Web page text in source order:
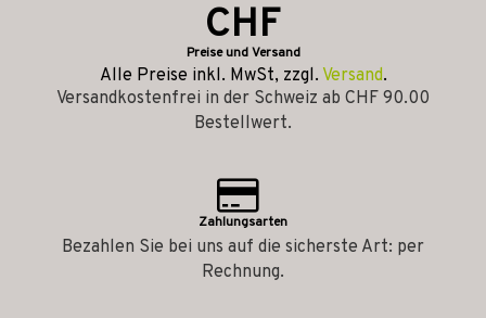
CHF
Preise und Versand
Alle Preise inkl. MwSt, zzgl. Versand.
Versandkostenfrei in der Schweiz ab CHF 90.00
Bestellwert.
Zahlungsarten
Bezahlen Sie bei uns auf die sicherste Art: per
Rechnung.